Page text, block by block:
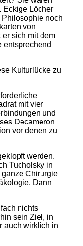
Eckige Löcher
noch
von
er sich mit dem
entsprechend
Kulturlücke zu
mit vier
und
Decameron
vor denen zu
werden.
Tucholsky in
ganze Chirurgie
Dann
nichts
sein Ziel, in
auch wirklich in